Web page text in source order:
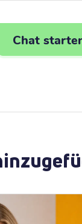
Chat